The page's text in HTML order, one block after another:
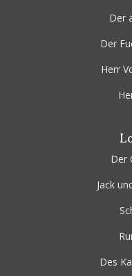
Der
Der
Herr
Der
Jack
Des